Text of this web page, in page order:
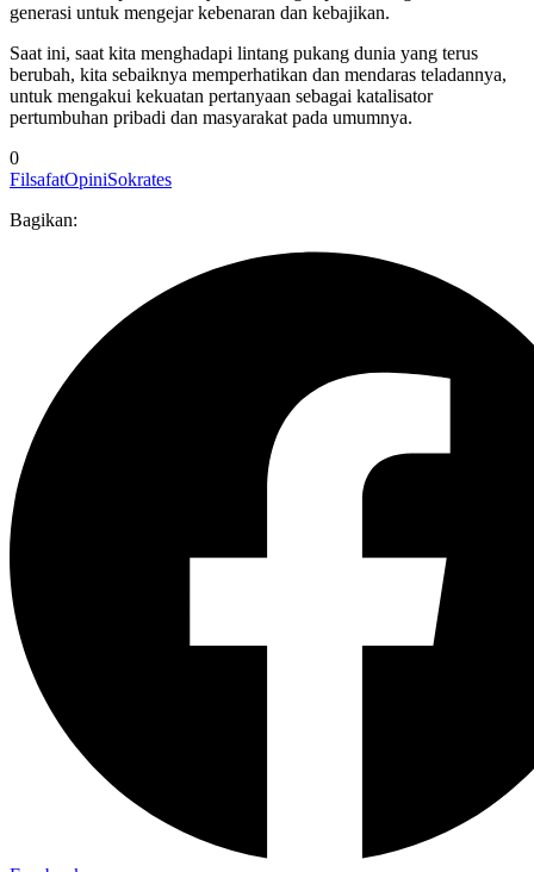
generasi untuk mengejar kebenaran dan kebajikan.
Saat ini, saat kita menghadapi lintang pukang dunia yang terus
berubah, kita sebaiknya memperhatikan dan mendaras teladannya,
untuk mengakui kekuatan pertanyaan sebagai katalisator
pertumbuhan pribadi dan masyarakat pada umumnya.
0
FilsafatOpiniSokrates
Bagikan: